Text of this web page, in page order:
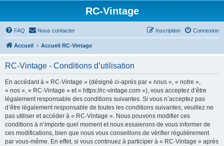
RC-Vintage
FAQ Nous contacter Connexion
Inscription
Accueil Accueil RC-Vintage
RC-Vintage - Conditions d’utilisation
En accédant à « RC-Vintage » (désigné ci-après par « nous », « notre »,
« nos », « RC-Vintage » et « https://rc-vintage.com »), vous acceptez d’être
légalement responsable des conditions suivantes. Si vous n’acceptez pas
d’être légalement responsable de toutes les conditions suivantes, veuillez ne
pas utiliser et accéder à « RC-Vintage ». Nous pouvons modifier ces
conditions à n’importe quel moment et nous essaierons de vous informer de
ces modifications, bien que nous vous conseillons de vérifier régulièrement
par vous-même. En effet, si vous continuez à participer à « RC-Vintage » après